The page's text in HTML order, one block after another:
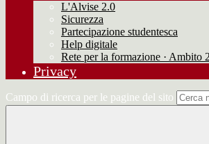
L'Alvise 2.0
Sicurezza
Partecipazione studentesca
Help digitale
Rete per la formazione · Ambito
Privacy
Campo di ricerca per le pagine del sito